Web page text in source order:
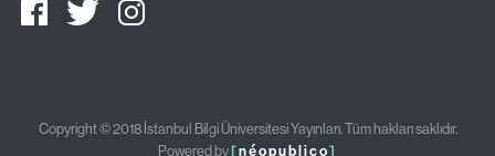
Copyright © 2018 İstanbul Bilgi Üniversitesi Yayınları. Tüm hakları saklıdır.
Powered by[néopublico]